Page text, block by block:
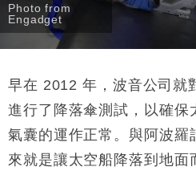
Photo from
Engadget
早在 2012 年，波音公司
進行了降落傘測試，以確保
氣囊的運作正常。與阿波
來就是讓太空船降落到地面